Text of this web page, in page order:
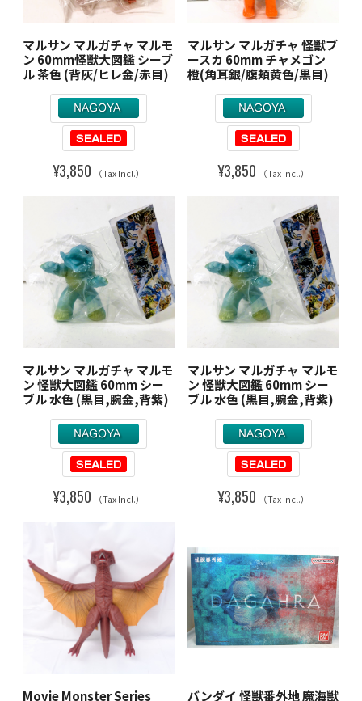
マルサン マルガチャ マルモ
ン 60mm怪獣大図鑑 シーブ
ル 茶色 (背灰/ヒレ金/赤目)
¥3,850 （Tax Incl.）
マルサン マルガチャ 怪獣ブ
ースカ 60mm チャメゴン
橙(角耳銀/腹頬黄色/黒目)
¥3,850 （Tax Incl.）
マルサン マルガチャ マルモ
ン 怪獣大図鑑 60mm シー
ブル 水色 (黒目,腕金,背紫)
¥3,850 （Tax Incl.）
マルサン マルガチャ マルモ
ン 怪獣大図鑑 60mm シー
ブル 水色 (黒目,腕金,背紫)
¥3,850 （Tax Incl.）
Movie Monster Series バンダイ 怪獣番外地 魔海獣